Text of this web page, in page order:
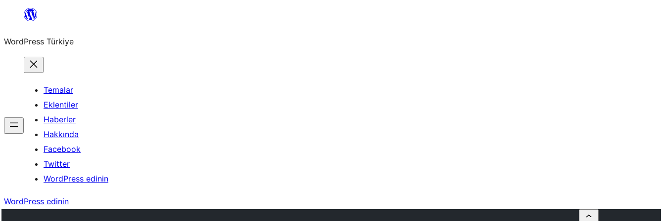
İçeriğe
WordPress Türkiye
Temalar
Eklentiler
Haberler
Hakkında
Facebook
Twitter
WordPress edinin
WordPress edinin